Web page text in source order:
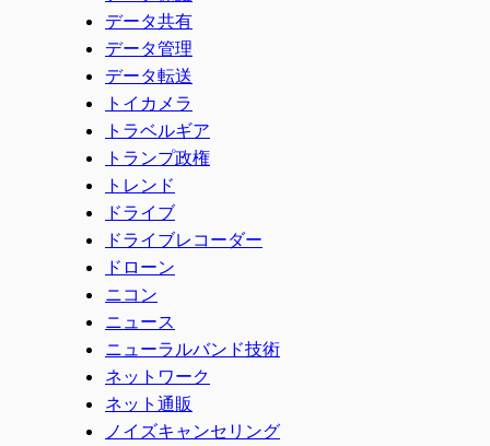
データ共有
データ管理
データ転送
トイカメラ
トラベルギア
トランプ政権
トレンド
ドライブ
ドライブレコーダー
ドローン
ニコン
ニュース
ニューラルバンド技術
ネットワーク
ネット通販
ノイズキャンセリング